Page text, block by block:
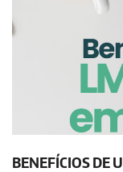
BENEFÍCIOS DE